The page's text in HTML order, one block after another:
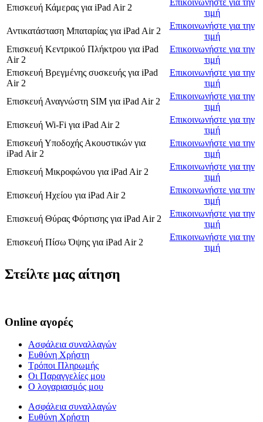
Επισκευή Κάμερας για iPad Air 2
Επικοινωνήστε για την
τιμή
Αντικατάσταση Μπαταρίας για iPad Air 2
Επικοινωνήστε για την
τιμή
Επισκευή Κεντρικού Πλήκτρου για iPad
Air 2
Επικοινωνήστε για την
τιμή
Επισκευή Βρεγμένης συσκευής για iPad
Air 2
Επικοινωνήστε για την
τιμή
Επισκευή Αναγνώστη SIM για iPad Air 2
Επικοινωνήστε για την
τιμή
Επισκευή Wi-Fi για iPad Air 2
Επικοινωνήστε για την
τιμή
Επισκευή Υποδοχής Ακουστικών για
iPad Air 2
Επικοινωνήστε για την
τιμή
Επισκευή Μικροφώνου για iPad Air 2
Επικοινωνήστε για την
τιμή
Επισκευή Ηχείου για iPad Air 2
Επικοινωνήστε για την
τιμή
Επισκευή Θύρας Φόρτισης για iPad Air 2
Επικοινωνήστε για την
τιμή
Επισκευή Πίσω Όψης για iPad Air 2
Επικοινωνήστε για την
τιμή
Στείλτε μας αίτηση
Online αγορές
Ασφάλεια συναλλαγών
Ευθύνη Χρήστη
Τρόποι Πληρωμής
Οι Παραγγελίες μου
Ο λογαριασμός μου
Ασφάλεια συναλλαγών
Ευθύνη Χρήστη